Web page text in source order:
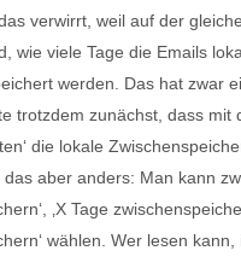
verwirrt, weil auf der
wie viele Tage die Emails
werden. Das hat zwar
trotzdem zunächst, dass mit
die lokale
aber anders: Man kann
‚X Tage
wählen. Wer lesen kann,